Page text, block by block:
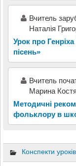
Вчитель
Наталія
Урок про
пісень»
Вчитель
Марина
Методичні
фольклору в
Конспекти уроків